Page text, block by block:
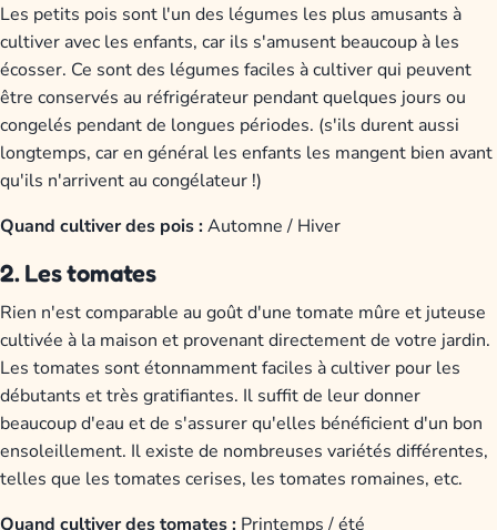
Les petits pois sont l'un des légumes les plus amusants à
cultiver avec les enfants, car ils s'amusent beaucoup à les
écosser. Ce sont des légumes faciles à cultiver qui peuvent
être conservés au réfrigérateur pendant quelques jours ou
congelés pendant de longues périodes. (s'ils durent aussi
longtemps, car en général les enfants les mangent bien avant
qu'ils n'arrivent au congélateur !)
Quand cultiver des pois :Automne / Hiver
2. Les tomates
Rien n'est comparable au goût d'une tomate mûre et juteuse
cultivée à la maison et provenant directement de votre jardin.
Les tomates sont étonnamment faciles à cultiver pour les
débutants et très gratifiantes. Il suffit de leur donner
beaucoup d'eau et de s'assurer qu'elles bénéficient d'un bon
ensoleillement. Il existe de nombreuses variétés différentes,
telles que les tomates cerises, les tomates romaines, etc.
Quand cultiver des tomates : Printemps / été